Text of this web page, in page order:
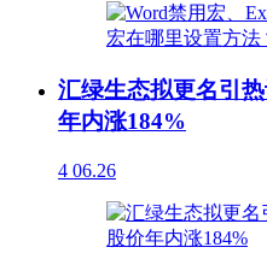
汇绿生态拟更名引
年内涨184%
4 06.26